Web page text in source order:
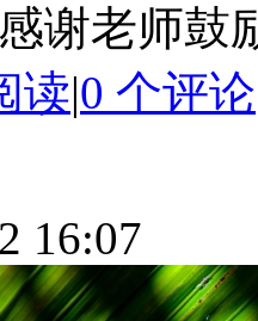
谢老师鼓
读|0 个评论
16:07